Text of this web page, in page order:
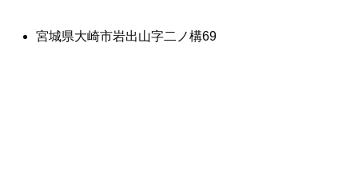
宮城県大崎市岩出山字二ノ構69